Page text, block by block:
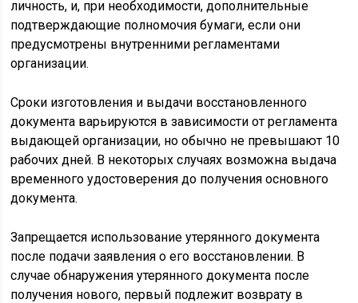
личность, и, при необходимости, дополнительные
подтверждающие полномочия бумаги, если они
предусмотрены внутренними регламентами
организации.
Сроки изготовления и выдачи восстановленного
документа варьируются в зависимости от регламента
выдающей организации, но обычно не превышают 10
рабочих дней. В некоторых случаях возможна выдача
временного удостоверения до получения основного
документа.
Запрещается использование утерянного документа
после подачи заявления о его восстановлении. В
случае обнаружения утерянного документа после
получения нового, первый подлежит возврату в